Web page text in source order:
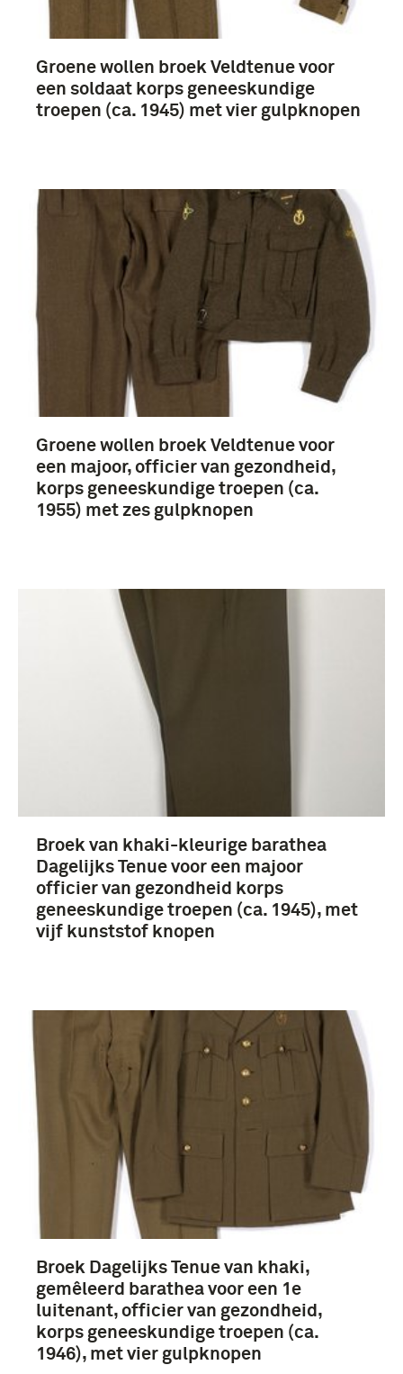
Groene wollen broek Veldtenue voor
een soldaat korps geneeskundige
troepen (ca. 1945) met vier gulpknopen
Groene wollen broek Veldtenue voor
een majoor, officier van gezondheid,
korps geneeskundige troepen (ca.
1955) met zes gulpknopen
Broek van khaki-kleurige barathea
Dagelijks Tenue voor een majoor
officier van gezondheid korps
geneeskundige troepen (ca. 1945), met
vijf kunststof knopen
Broek Dagelijks Tenue van khaki,
gemêleerd barathea voor een 1e
luitenant, officier van gezondheid,
korps geneeskundige troepen (ca.
1946), met vier gulpknopen